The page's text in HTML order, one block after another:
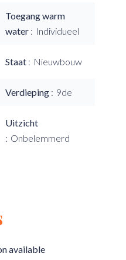
Toegang warm
water
Individueel
Staat Nieuwbouw
Verdieping 9de
Uitzicht
Onbelemmerd
available